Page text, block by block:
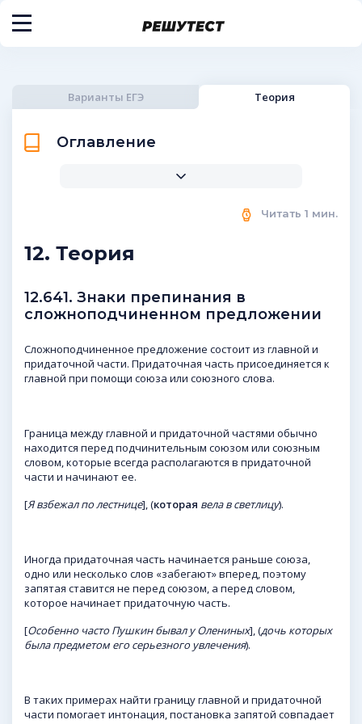
Варианты ЕГЭ Теория
Оглавление
12. Теория
Читать 1 мин.
12.641. Знаки препинания в
сложноподчиненном предложении
Сложноподчиненное предложение состоит из главной и
придаточной части. Придаточная часть присоединяется к
главной при помощи союза или союзного слова.
Граница между главной и придаточной частями обычно
находится перед подчинительным союзом или союзным
словом, которые всегда располагаются в придаточной
части и начинают ее.
[Я взбежал по лестнице], (которая вела в светлицу).
Иногда придаточная часть начинается раньше союза,
одно или несколько слов «забегают» вперед, поэтому
запятая ставится не перед союзом, а перед словом,
которое начинает придаточную часть.
[Особенно часто Пушкин бывал у Олениных], (дочь которых
была предметом его серьезного увлечения).
В таких примерах найти границу главной и придаточной
части помогает интонация, постановка запятой совпадает